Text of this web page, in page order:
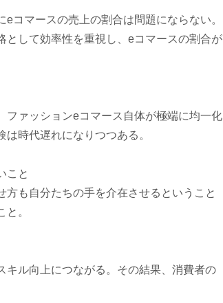
コマースの売上の割合は問題にならない。
として効率性を重視し、eコマースの割合が
ファッションeコマース自体が極端に均一化
時代遅れになりつつある。
こと
も自分たちの手を介在させるということ
。
キル向上につながる。その結果、消費者の